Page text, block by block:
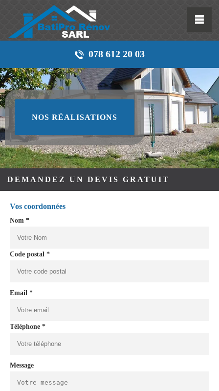
078 612 20 03
NOS RÉALISATIONS
DEMANDEZ UN DEVIS GRATUIT
Vos coordonnées
Nom *
Code postal *
Email *
Téléphone *
Message